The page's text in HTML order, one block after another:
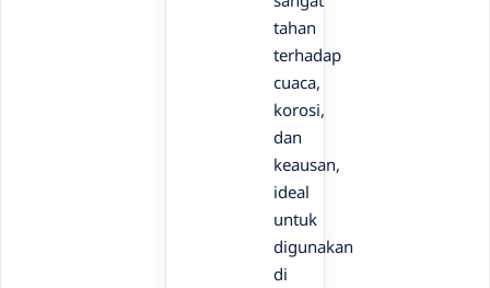
tahan
terhadap
cuaca,
korosi,
dan
keausan,
ideal
untuk
digunakan
di